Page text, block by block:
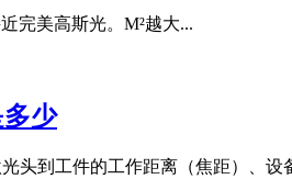
完美高斯光。M²越大...
少
头到工件的工作距离（焦距）、设